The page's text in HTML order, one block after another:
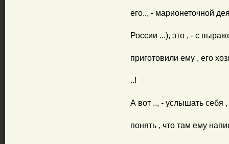
его.., - марионеточной
России ...), это , - с
приготовили ему , его
..!
А вот .., - услышать себя
понять , что там ему